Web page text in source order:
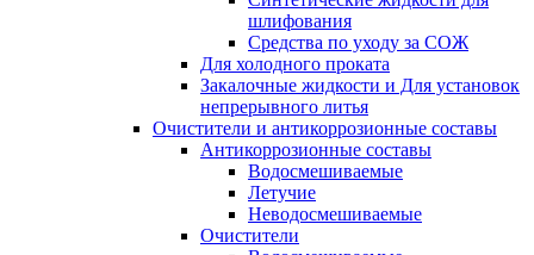
шлифования
Средства по уходу за СОЖ
Для холодного проката
Закалочные жидкости и Для установок
непрерывного литья
Очистители и антикоррозионные составы
Антикоррозионные составы
Водосмешиваемые
Летучие
Неводосмешиваемые
Очистители